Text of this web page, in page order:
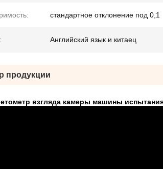
стандартное отклонение под 0,1
Английский язык и китаец
продукции
взгляда камеры машины